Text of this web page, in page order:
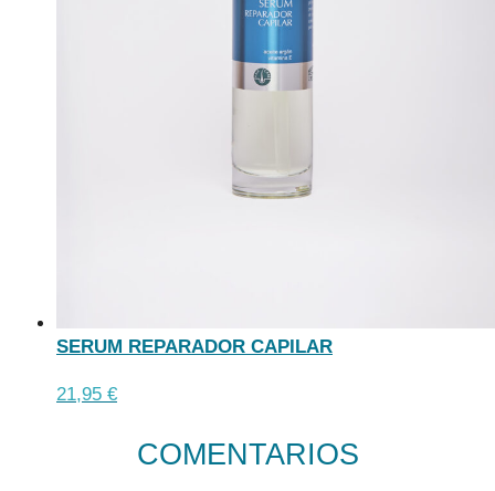
SERUM REPARADOR CAPILAR
21,95 €Este
tiene
COMENTARIOS